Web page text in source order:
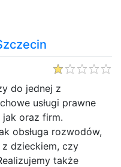
do jednej z
usługi prawne
oraz firm.
obsługa rozwodów,
dzieckiem, czy
także